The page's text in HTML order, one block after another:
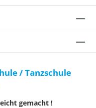
/ Tanzschule
gemacht !